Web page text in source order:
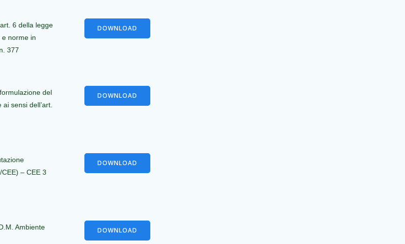
6 della legge
e norme in
377
DOWNLOAD
del
sensi dell’art.
DOWNLOAD
– CEE 3
DOWNLOAD
Ambiente
DOWNLOAD